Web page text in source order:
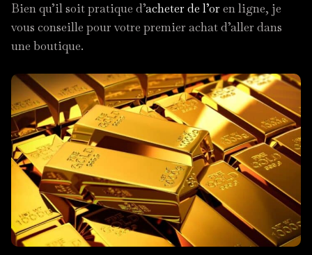
Bien qu’il soit pratique d’acheter de l’or en ligne, je
vous conseille pour votre premier achat d’aller dans
une boutique.